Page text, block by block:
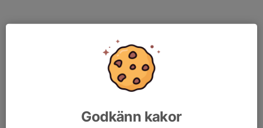
Godkänn kakor